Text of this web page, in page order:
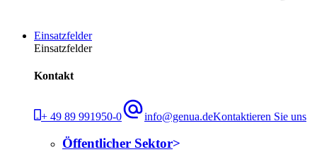
Einsatzfelder
Einsatzfelder
Kontakt
+ 49 89 991950-0 info@genua.deKontaktieren Sie uns
Öffentlicher Sektor